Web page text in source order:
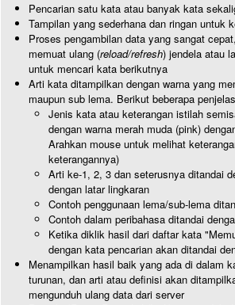
Pencarian satu kata atau banyak kata
Tampilan yang sederhana dan ringan untuk
Proses pengambilan data yang sangat
memuat ulang (reload/refresh) jendela atau
untuk mencari kata berikutnya
Arti kata ditampilkan dengan warna yang
maupun sub lema. Berikut beberapa
Jenis kata atau keterangan istilah
dengan warna merah muda (pink)
Arahkan mouse untuk melihat
keterangannya)
Arti ke-1, 2, 3 dan seterusnya ditandai
dengan latar lingkaran
Contoh penggunaan lema/sub-lema
Contoh dalam peribahasa ditandai
Ketika diklik hasil dari daftar kata
dengan kata pencarian akan ditandai
Menampilkan hasil baik yang ada di dalam
turunan, dan arti atau definisi akan
mengunduh ulang data dari server